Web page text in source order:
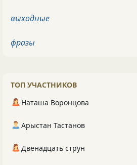
выходные
фразы
ТОП УЧАСТНИКОВ
Наташа Воронцова
Арыстан Тастанов
Двенадцать струн